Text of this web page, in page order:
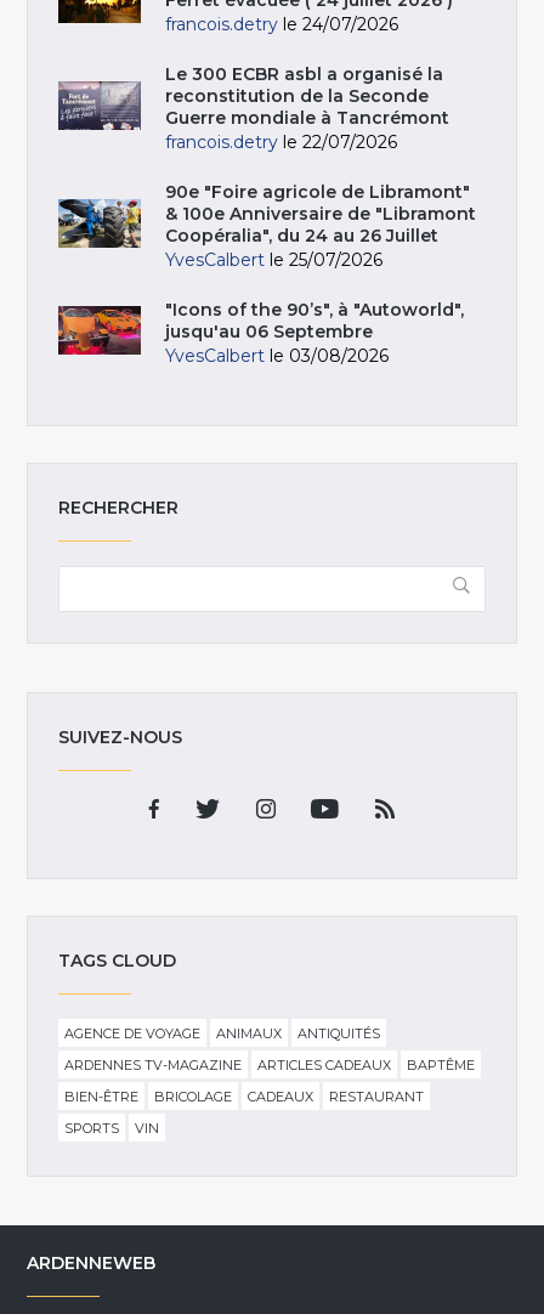
francois.detry le 24/07/2026
Le 300 ECBR asbl a organisé la
reconstitution de la Seconde
Guerre mondiale à Tancrémont
francois.detry le 22/07/2026
90e "Foire agricole de Libramont"
& 100e Anniversaire de "Libramont
Coopéralia", du 24 au 26 Juillet
YvesCalbert le 25/07/2026
"Icons of the 90’s", à "Autoworld",
jusqu'au 06 Septembre
YvesCalbert le 03/08/2026
RECHERCHER
SUIVEZ-NOUS
TAGS CLOUD
AGENCE DE VOYAGE ANIMAUX
ANTIQUITÉS
ARDENNES TV-MAGAZINE
ARTICLES CADEAUX
BAPTÊME
BIEN-ÊTRE
BRICOLAGE CADEAUX
RESTAURANT
SPORTS
VIN
ARDENNEWEB